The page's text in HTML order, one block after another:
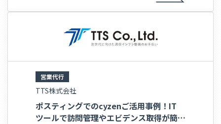
営業代行
TTS株式会社
ポスティングでのcyzenご活用事例！IT
ツールで訪問管理やエビデンス取得が簡単